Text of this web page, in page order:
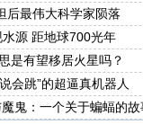
最伟大科学家陨落
源 距地球700光年
是有望移居火星吗？
会跳”的超逼真机器人
魔鬼：一个关于蝙蝠的故